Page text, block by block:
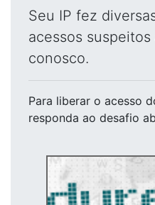
Seu IP fez
acessos
conosco.
Para liberar o acesso
responda ao desafio